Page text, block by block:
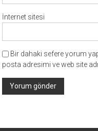
İnternet sitesi
Bir dahaki sefere yorum
posta adresimi ve web site